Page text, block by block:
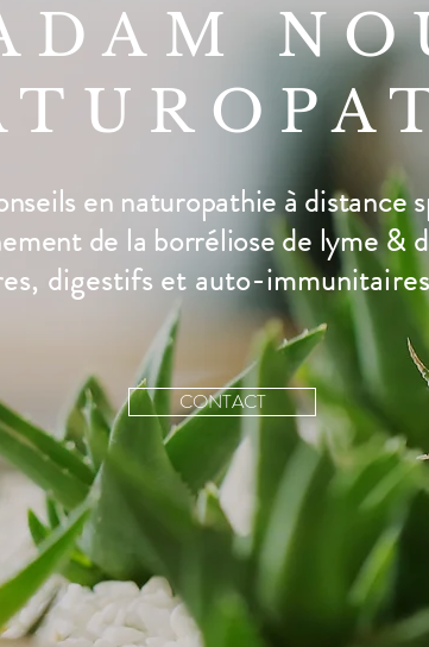
en naturopathie à distance
de la borréliose de lyme &
digestifs et auto-
CONTACT